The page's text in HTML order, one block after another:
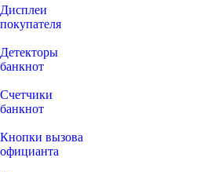
Дисплеи
покупателя
Детекторы
банкнот
Счетчики
банкнот
Кнопки вызова
официанта